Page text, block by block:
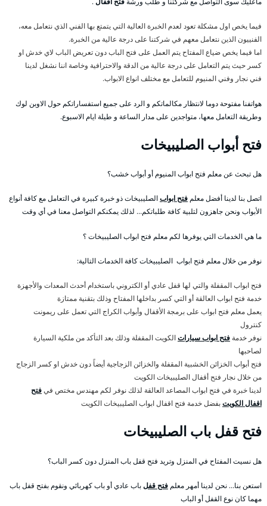
فيما يخص اول مشكلة تعود لعدم الخبرة العالية التي يتمتع بها الفني الذي نتعامل معه،
الفنييون الذين نتعامل معهم في شركتنا على درجة عالية من الخبرة.
اما فيما يخص ضياع المفتاح يتم العمل على فتح الباب دون تعريض الباب لاي خدش او
كسر حيث يتم التعامل على درجة عالية من الدقة والاحترافية وخاصة اننا نشغل لدينا
فني نجار وفني المنيوم للتعامل مع مختلف انواع الابواب.
هواتفنا مفتوحة دوما لانتظار مكالماتكم و الرد على جميع استفساراتكم حول الاوبن لوك
وطريقة التعامل معها، متواجدين على مدار الساعة و طيلة ايام الاسبوع.
فتح أبواب الصليبيخات
هل تبحث عن معلم فتح ابواب المنيوم أو أبواب خشب؟
اتصل بنا لدينا أفضل معلمفتح ابوابالصليبيخات ذو خبرة كبيرة في التعامل مع كافة أنواع
الأبواب ونحن جاهزون لتلبية كافة طلباتكم… لذلك يمكنكم التواصل معنا في أي وقت
ما هي الخدمات التي يوفرها لكم معلم فتح ابواب الصليبيخات ؟
نوفر من خلال معلم فتح ابواب الصليبيخات كافة الخدمات التالية:
فتح ابواب المقفلة والتي لها قفل عادي أو الكتروني باستخدام أحدث المعدات والأجهزة
خدمة فتح ابواب العالقة أو التي كسر بداخلها المفتاح وذلك بتقنية ممتازة
يعمل معلم فتح ابواب على برمجة الأقفال وأبواب الكراج التي تعمل على ريمونت
كنترول
نوفر خدمة فتح ابواب سياراتالكويت المقفلة وذلك بعد التأكد من ملكية السيارة
لصاحبها
فتح أبواب الخزائن الخشبية المقفلة والخزائن الزجاجية أيضاً دون خدش او كسر الزجاج
من خلال نجار فتح أقفال الصليبيخات الكويت
لدينا خبرة في فتح ابواب المصاعد العالقة لذلك نوفر لكم مهندس مختص فيفتح
اقفال الكويتبفضل خدمة فتح اقفال ابواب الصليبيخات الكويت
فتح قفل باب الصليبيخات
هل نسيت المفتاح في المنزل وتريد فتح قفل باب المنزل دون كسر الباب؟
استعن بنا… نحن لدينا أمهر معلم فتح قفلباب عادي أو باب كهربائي ونقوم بفتح قفل باب
مهما كان نوع القفل أو الباب